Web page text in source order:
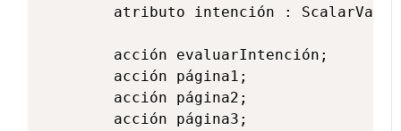
atributo intención :
        acción evaluarIntención;
        acción página1;
        acción página2;
        acción página3;